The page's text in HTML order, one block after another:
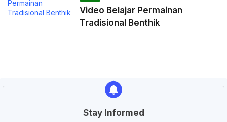
Video Belajar Permainan
Tradisional Benthik
Stay Informed